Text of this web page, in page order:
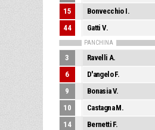
15 Bonvecchio I.
44 Gatti V.
PANCHINA
3 Ravelli A.
6 D'angelo F.
9 Bonasia V.
10 Castagna M.
14 Bernetti F.